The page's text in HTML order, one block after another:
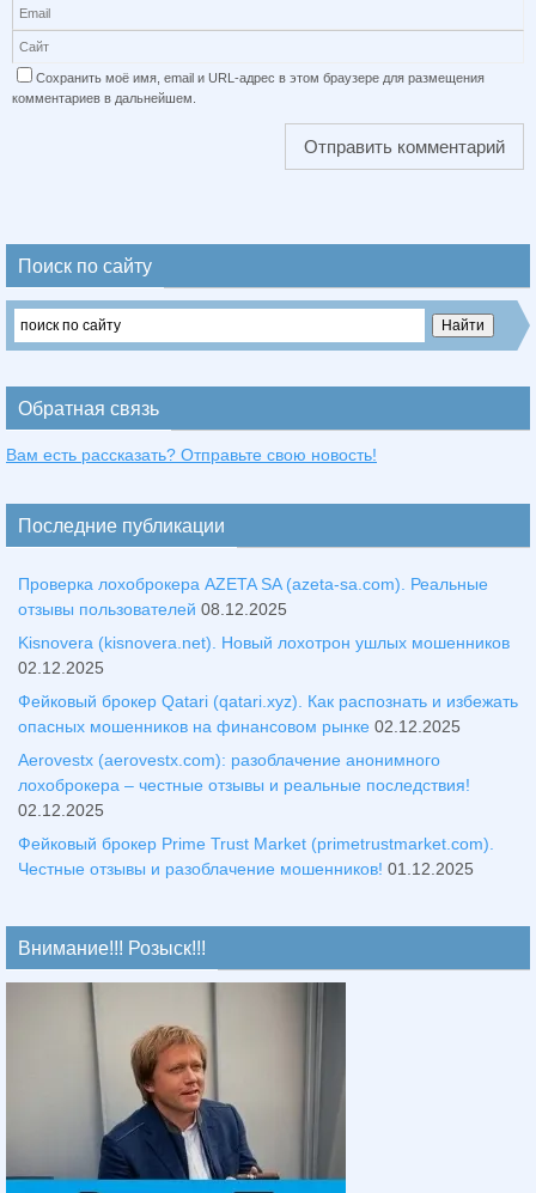
Сохранить моё имя, email и URL-адрес в этом браузере для размещения
комментариев в дальнейшем.
Поиск по сайту
Обратная связь
Вам есть рассказать? Отправьте свою новость!
Последние публикации
Проверка лохоброкера AZETA SA (azeta-sa.com). Реальные
отзывы пользователей 08.12.2025
Kisnovera (kisnovera.net). Новый лохотрон ушлых мошенников
02.12.2025
Фейковый брокер Qatari (qatari.xyz). Как распознать и избежать
опасных мошенников на финансовом рынке 02.12.2025
Aerovestx (aerovestx.com): разоблачение анонимного
лохоброкера – честные отзывы и реальные последствия!
02.12.2025
Фейковый брокер Prime Trust Market (primetrustmarket.com).
Честные отзывы и разоблачение мошенников! 01.12.2025
Внимание!!! Розыск!!!